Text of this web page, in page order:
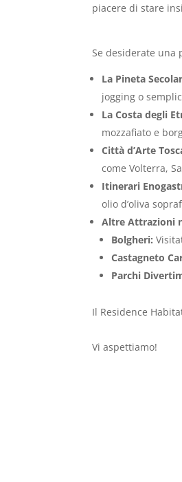
piacere di stare
Se desiderate una
La Pineta
jogging o
La Costa degli
mozzafiato e
Città d’Arte
come Volterra,
Itinerari
olio d’oliva
Altre Attrazioni
Bolgheri:
Castagneto
Parchi
Il Residence
Vi aspettiamo!